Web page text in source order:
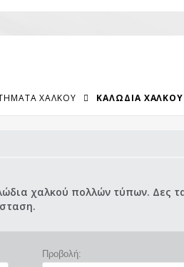
ΧΑΛΚΟΎ ΚΑΛΏΔΙΑ ΧΑΛΚΟΎ
χαλκού πολλών τύπων. Δες
Προβολή: